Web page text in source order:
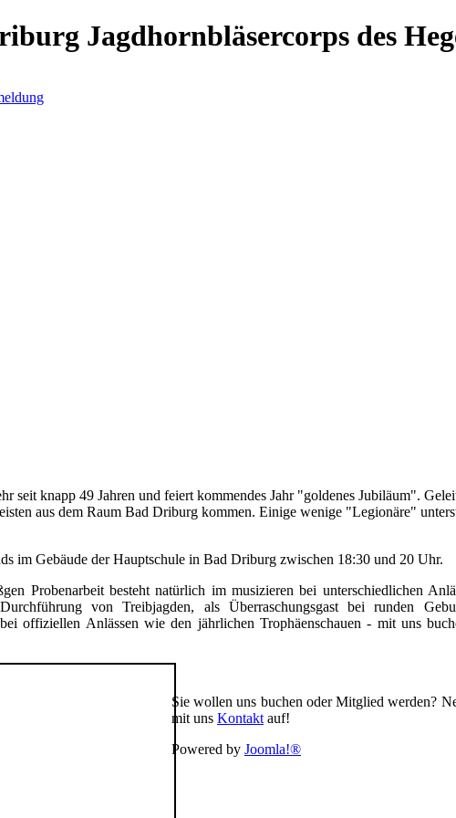
Jagdhornbläsercorps des
seit knapp 49 Jahren und feiert kommendes Jahr "goldenes Jubiläum".
aus dem Raum Bad Driburg kommen. Einige wenige "Legionäre"
im Gebäude der Hauptschule in Bad Driburg zwischen 18:30 und 20 Uhr.
Probenarbeit besteht natürlich im musizieren bei unterschiedlichen
von Treibjagden, als Überraschungsgast bei runden
offiziellen Anlässen wie den jährlichen Trophäenschauen - mit uns
Sie wollen uns buchen oder Mitglied werden?
mit uns Kontakt auf!
Powered by Joomla!®